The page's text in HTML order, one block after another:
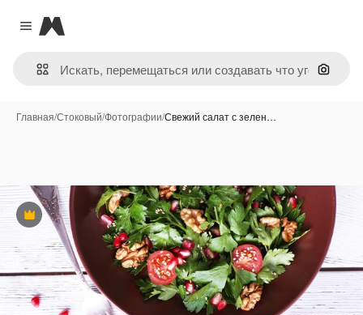
Close menu
Magnific
Поиск
Главная/Стоковый/Фотографии/Свежий салат с зелен…
Премиум